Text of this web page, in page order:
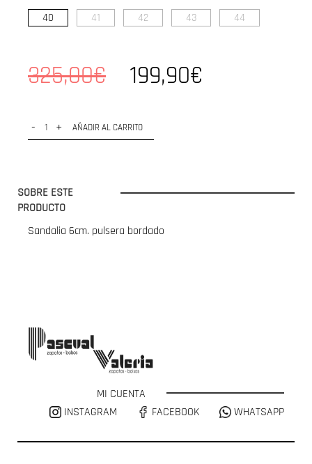
40 41 42 43 44
325,00€ 199,90€
- + AÑADIR AL CARRITO
SOBRE ESTE
PRODUCTO
Sandalia 6cm. pulsera bordado
MI CUENTA
INSTAGRAM
FACEBOOK WHATSAPP